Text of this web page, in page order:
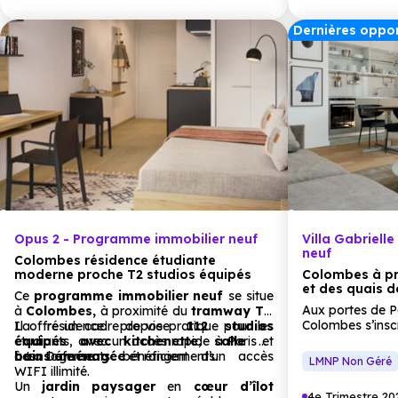
Opus 2 - Programme immobilier neuf
Colombes résidence étudiante
moderne proche T2 studios équipés
Ce programme immobilier neuf se situe
à Colombes, à proximité du tramway T2
Il offre un cadre de vie pratique pour les
étudiants, avec un accès rapide à Paris et
à La Défense.
La résidence propose112 studios
équipés avec kitchenette, sallede
bains aménagéeet rangements.
Les logements bénéficient d’un accès
WIFI illimité.
Un jardin paysageren cœur d’îlot
Dernières
Villa
neuf
Colombes à
et des quais
Aux portes de
Colombes
accessibilité.
de vie
LMNP Non Géré